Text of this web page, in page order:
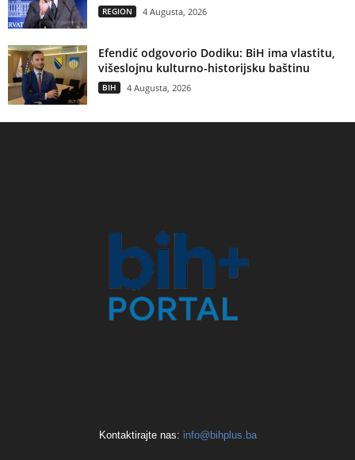
REGION 4 Augusta, 2026
Efendić odgovorio Dodiku: BiH ima vlastitu,
višeslojnu kulturno-historijsku baštinu
BIH 4 Augusta, 2026
Kontaktirajte nas: info@bihplus.ba